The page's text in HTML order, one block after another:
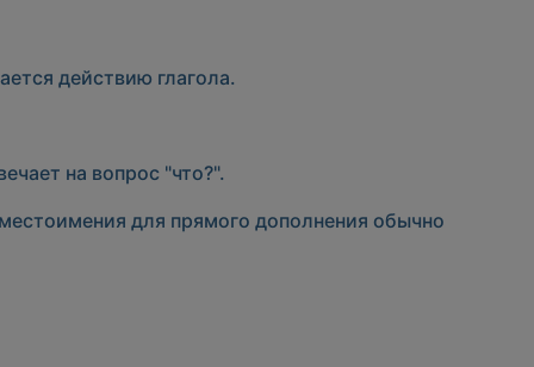
действию глагола.
на вопрос "что?".
для прямого дополнения обычно